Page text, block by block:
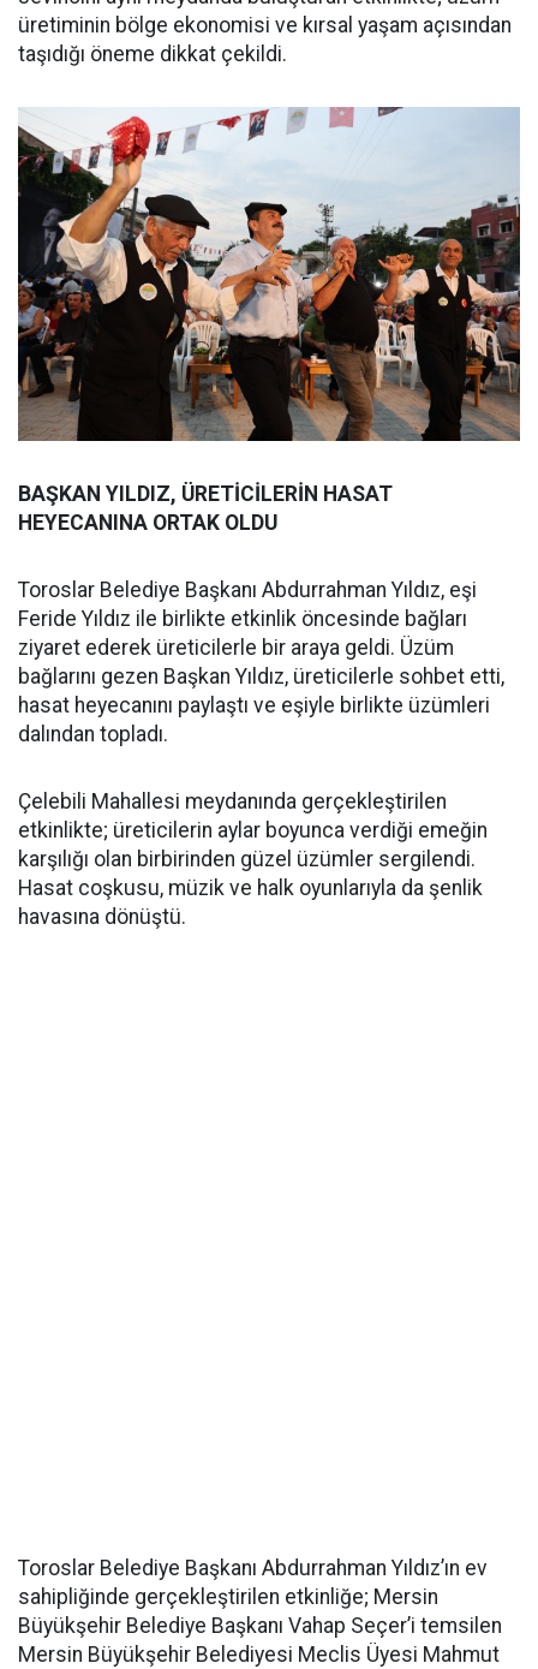
üretiminin bölge ekonomisi ve kırsal yaşam açısından
taşıdığı öneme dikkat çekildi.
BAŞKAN YILDIZ, ÜRETİCİLERİN HASAT
HEYECANINA ORTAK OLDU
Toroslar Belediye Başkanı Abdurrahman Yıldız, eşi
Feride Yıldız ile birlikte etkinlik öncesinde bağları
ziyaret ederek üreticilerle bir araya geldi. Üzüm
bağlarını gezen Başkan Yıldız, üreticilerle sohbet etti,
hasat heyecanını paylaştı ve eşiyle birlikte üzümleri
dalından topladı.
Çelebili Mahallesi meydanında gerçekleştirilen
etkinlikte; üreticilerin aylar boyunca verdiği emeğin
karşılığı olan birbirinden güzel üzümler sergilendi.
Hasat coşkusu, müzik ve halk oyunlarıyla da şenlik
havasına dönüştü.
Toroslar Belediye Başkanı Abdurrahman Yıldız’ın ev
sahipliğinde gerçekleştirilen etkinliğe; Mersin
Büyükşehir Belediye Başkanı Vahap Seçer’i temsilen
Mersin Büyükşehir Belediyesi Meclis Üyesi Mahmut